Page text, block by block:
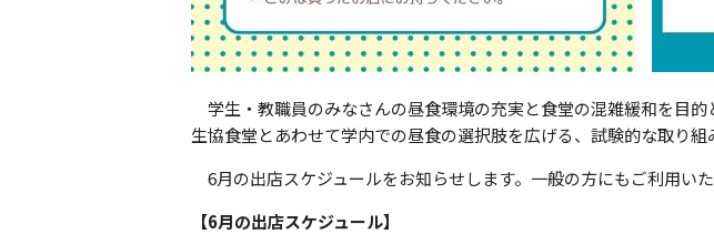
学生・教職員のみなさんの昼食環境の充実と食堂の混雑緩和を目的
生協食堂とあわせて学内での昼食の選択肢を広げる、試験的な取り組
6月の出店スケジュールをお知らせします。一般の方にもご利用い
【6月の出店スケジュール】